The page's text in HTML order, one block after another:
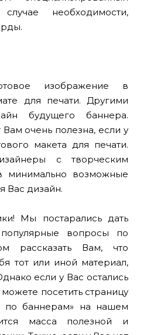
необходимости,
изображение в
для печати. Другими
будущего баннера.
Вам очень полезна, если у
макета для печати.
с творческим
минимально возможные
Вас дизайн.
Мы постарались дать
вопросы по
рассказать Вам, что
тот или иной материал,
если у Вас остались
посетить страницу
по баннерам» на нашем
масса полезной и